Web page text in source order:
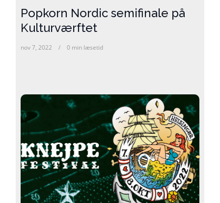
Popkorn Nordic semifinale på
Kulturværftet
nov 7, 2022 0 min læsetid